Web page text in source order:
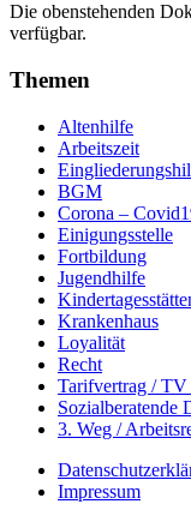
Die obenstehenden
verfügbar.
Themen
Altenhilfe
Arbeitszeit
BGM
Corona –
Einigungsstelle
Fortbildung
Jugendhilfe
Krankenhaus
Loyalität
Recht
Tarifvertrag /
Sozialberatende
3. Weg /
Impressum